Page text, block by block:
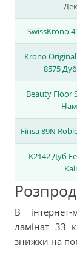
SwissKrono
Krono
8575
Beauty Floor
Finsa 89N
K2142 Дуб
В інтернет-
ламінат 33
знижки на